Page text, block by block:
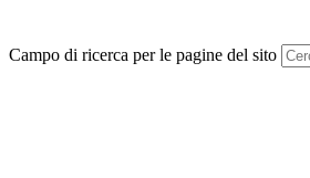
Campo di ricerca per le pagine del sito